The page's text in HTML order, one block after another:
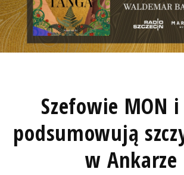
Szefowie MON i
podsumowują
w Ankarze